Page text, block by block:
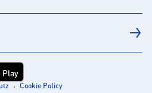
Play
Cookie Policy